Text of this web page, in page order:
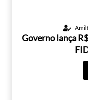
Governo lança